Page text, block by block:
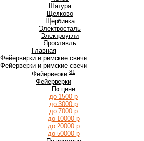
Шатура
Щелково
Щербинка
Электросталь
Электроугли
Ярославль
Главная
Фейерверки и римские свечи
Фейерверки и римские свечи
Фейерверки 81
Фейерверки
По цене
до 1500 р
до 3000 р
до 7000 р
до 10000 р
до 20000 р
до 50000 р